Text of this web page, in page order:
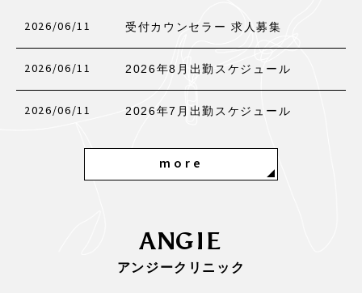
2026/06/11 受付カウンセラー 求人募集
2026/06/11 2026年8月出勤スケジュール
2026/06/11 2026年7月出勤スケジュール
more
ANGIE
アンジークリニック